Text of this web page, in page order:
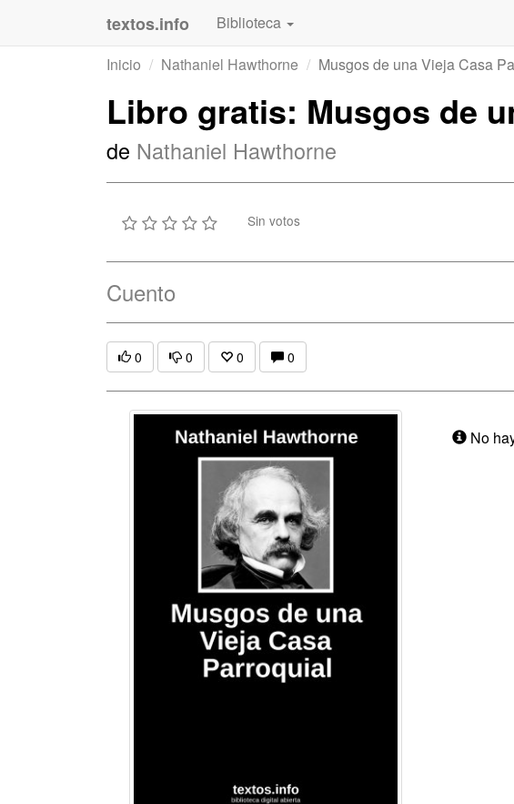
textos.info Biblioteca
Inicio
Nathaniel Hawthorne Musgos de una Vieja Casa
Libro gratis: Musgos de
de Nathaniel Hawthorne
Sin votos
Cuento
0 0 0 0
No